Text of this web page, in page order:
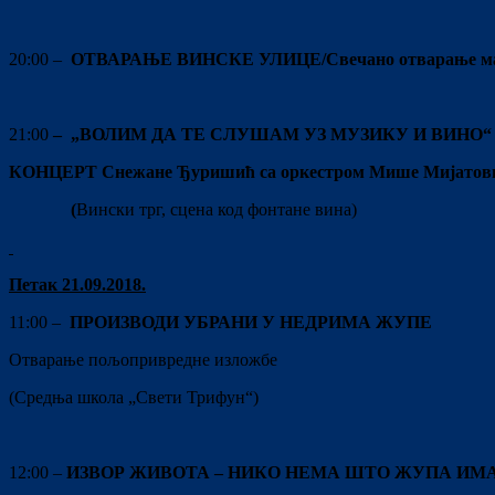
20:00 – ОТВАРАЊЕ ВИНСКЕ УЛИЦЕ/Свечано отварање
21:00 – „ВОЛИМ ДА ТЕ СЛУШАМ УЗ МУЗИКУ И ВИНО“
КОНЦЕРТ Снежане Ђуришић са оркестром Мише
(Вински трг, сцена код фонтане вина)
Петак 21.09.2018.
11:00 – ПРОИЗВОДИ УБРАНИ У НЕДРИМА ЖУПЕ
Отварање пољопривредне изложбе
(Средња школа „Свети Трифун“)
12:00 – ИЗВОР ЖИВОТА – НИКО НЕМА ШТО ЖУПА